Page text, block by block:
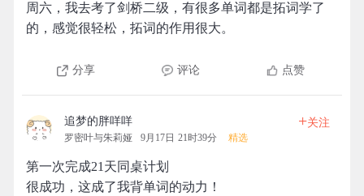
周六，我去考了剑桥二级，有很多单词都是拓词学了
的，感觉很轻松，拓词的作用很大。
分享 评论 点赞
追梦的胖咩咩
罗密叶与朱莉娅 9月17日 21时39分 精选
+关注
第一次完成21天同桌计划
很成功，这成了我背单词的动力！